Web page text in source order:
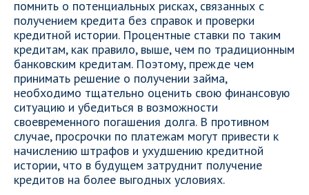
помнить о потенциальных рисках, связанных с
получением кредита без справок и проверки
кредитной истории. Процентные ставки по таким
кредитам, как правило, выше, чем по традиционным
банковским кредитам. Поэтому, прежде чем
принимать решение о получении займа,
необходимо тщательно оценить свою финансовую
ситуацию и убедиться в возможности
своевременного погашения долга. В противном
случае, просрочки по платежам могут привести к
начислению штрафов и ухудшению кредитной
истории, что в будущем затруднит получение
кредитов на более выгодных условиях.